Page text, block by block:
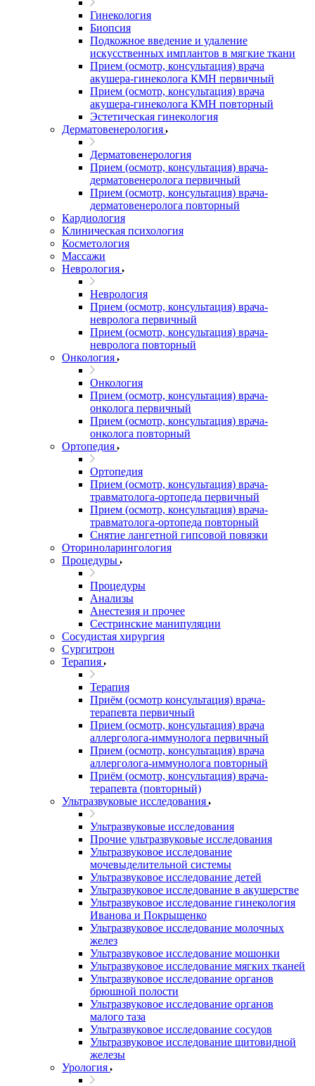
Гинекология
Биопсия
Подкожное введение и удаление
искусственных имплантов в мягкие ткани
Прием (осмотр, консультация) врача
акушера-гинеколога КМН первичный
Прием (осмотр, консультация) врача
акушера-гинеколога КМН повторный
Эстетическая гинекология
Дерматовенерология
Дерматовенерология
Прием (осмотр, консультация) врача-
дерматовенеролога первичный
Прием (осмотр, консультация) врача-
дерматовенеролога повторный
Кардиология
Клиническая психология
Косметология
Массажи
Неврология
Неврология
Прием (осмотр, консультация) врача-
невролога первичный
Прием (осмотр, консультация) врача-
невролога повторный
Онкология
Онкология
Прием (осмотр, консультация) врача-
онколога первичный
Прием (осмотр, консультация) врача-
онколога повторный
Ортопедия
Ортопедия
Прием (осмотр, консультация) врача-
травматолога-ортопеда первичный
Прием (осмотр, консультация) врача-
травматолога-ортопеда повторный
Снятие лангетной гипсовой повязки
Оториноларингология
Процедуры
Процедуры
Анализы
Анестезия и прочее
Сестринские манипуляции
Сосудистая хирургия
Сургитрон
Терапия
Терапия
Приём (осмотр консультация) врача-
терапевта первичный
Прием (осмотр, консультация) врача
аллерголога-иммунолога первичный
Прием (осмотр, консультация) врача
аллерголога-иммунолога повторный
Приём (осмотр, консультация) врача-
терапевта (повторный)
Ультразвуковые исследования
Ультразвуковые исследования
Прочие ультразвуковые исследования
Ультразвуковое исследование
мочевыделительной системы
Ультразвуковое исследование детей
Ультразвуковое исследование в акушерстве
Ультразвуковое исследование гинекология
Иванова и Покрыщенко
Ультразвуковое исследование молочных
желез
Ультразвуковое исследование мошонки
Ультразвуковое исследование мягких тканей
Ультразвуковое исследование органов
брюшной полости
Ультразвуковое исследование органов
малого таза
Ультразвуковое исследование сосудов
Ультразвуковое исследование щитовидной
железы
Урология